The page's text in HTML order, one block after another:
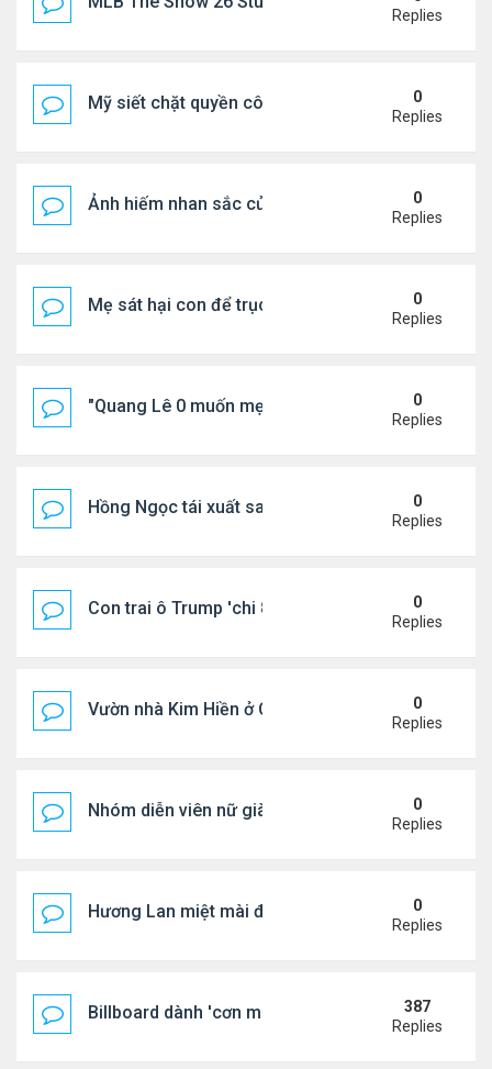
Replies
Mỹ siết chặt quyền công dân theo nơi sinh, mở
0
Replies
Ảnh hiếm nhan sắc của Thẩm Thuý Hằng0
Replies
Mẹ sát hại con để trục lợi bảo hiểm
0
Replies
"Quang Lê 0 muốn mẹ thua kém người khác"
0
Replies
Hồng Ngọc tái xuất sau nhiều năm ở ẩn
0
Replies
Con trai ô Trump 'chi 8.5 triệu để xóa ràng buộc
0
Replies
Vườn nhà Kim Hiền ở California
0
Replies
Nhóm diễn viên nữ giàu nhất thế giới
0
Replies
Hương Lan miệt mài đi hát ở tuổi 70
0
Replies
Billboard dành 'cơn mưa' lời khen BTS
387
Replies